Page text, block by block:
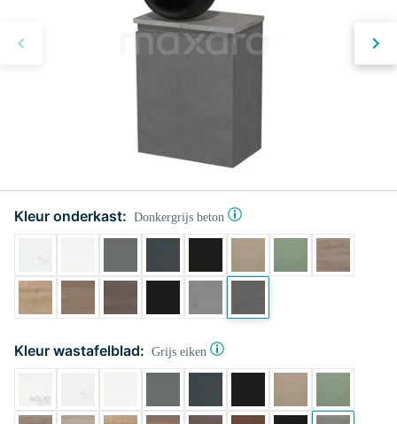
Kleur onderkast: Donkergrijs beton
Kleur wastafelblad: Grijs eiken